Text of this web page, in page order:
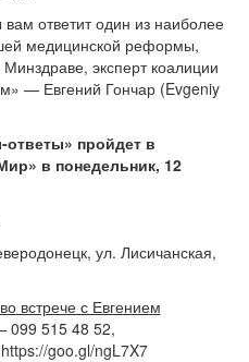
ответит один из наиболее
медицинской реформы,
эксперт коалиции
— Евгений Гончар (Evgeniy
пройдет в
в понедельник, 12
ул. Лисичанская,
встрече с Евгением
515 48 52,
https://goo.gl/ngL7X7